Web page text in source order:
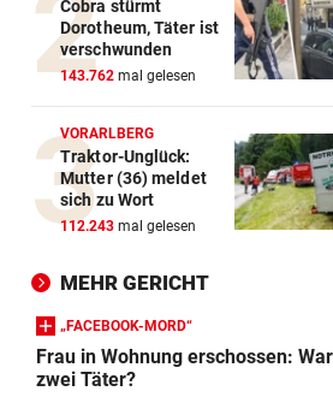
VATER VERSTORBEN vor
Lionel Messi reist mit
Trauerfeier
WIRBEL UM PRÄSIDENTEN
Statement! FIFA wittert
gegen Infantino
„LUCKY PUNCH CLUB“ vor
sein
DAS SAGT PARTEICHEF vor 3
Trotz Babler-Streit: „SPÖ
Cobra stürmt
Dorotheum, Täter ist
verschwunden
143.762 mal gelesen
VORARLBERG
Traktor-Unglück:
Mutter (36) meldet
sich zu Wort
112.243 mal gelesen
MEHR GERICHT
„FACEBOOK-MORD“
Frau in Wohnung erschossen:
zwei Täter?